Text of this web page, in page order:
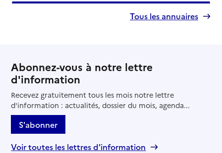
Tous les annuaires
Abonnez-vous à notre lettre
d'information
Recevez gratuitement tous les mois notre lettre
d'information : actualités, dossier du mois, agenda...
S'abonner
Voir toutes les lettres d'information